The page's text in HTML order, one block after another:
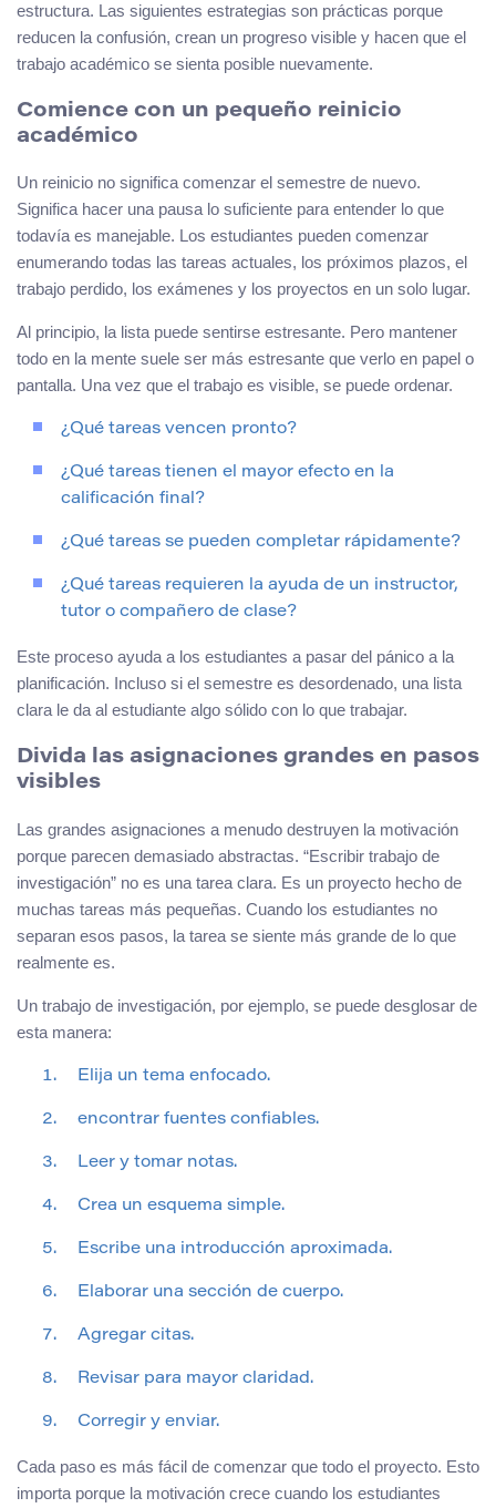
estructura. Las siguientes estrategias son prácticas porque
reducen la confusión, crean un progreso visible y hacen que el
trabajo académico se sienta posible nuevamente.
Comience con un pequeño reinicio
académico
Un reinicio no significa comenzar el semestre de nuevo.
Significa hacer una pausa lo suficiente para entender lo que
todavía es manejable. Los estudiantes pueden comenzar
enumerando todas las tareas actuales, los próximos plazos, el
trabajo perdido, los exámenes y los proyectos en un solo lugar.
Al principio, la lista puede sentirse estresante. Pero mantener
todo en la mente suele ser más estresante que verlo en papel o
pantalla. Una vez que el trabajo es visible, se puede ordenar.
¿Qué tareas vencen pronto?
¿Qué tareas tienen el mayor efecto en la
calificación final?
¿Qué tareas se pueden completar rápidamente?
¿Qué tareas requieren la ayuda de un instructor,
tutor o compañero de clase?
Este proceso ayuda a los estudiantes a pasar del pánico a la
planificación. Incluso si el semestre es desordenado, una lista
clara le da al estudiante algo sólido con lo que trabajar.
Divida las asignaciones grandes en pasos
visibles
Las grandes asignaciones a menudo destruyen la motivación
porque parecen demasiado abstractas. “Escribir trabajo de
investigación” no es una tarea clara. Es un proyecto hecho de
muchas tareas más pequeñas. Cuando los estudiantes no
separan esos pasos, la tarea se siente más grande de lo que
realmente es.
Un trabajo de investigación, por ejemplo, se puede desglosar de
esta manera:
Elija un tema enfocado.
encontrar fuentes confiables.
Leer y tomar notas.
Crea un esquema simple.
Escribe una introducción aproximada.
Elaborar una sección de cuerpo.
Agregar citas.
Revisar para mayor claridad.
Corregir y enviar.
Cada paso es más fácil de comenzar que todo el proyecto. Esto
importa porque la motivación crece cuando los estudiantes